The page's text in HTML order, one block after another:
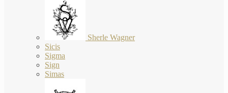
Sherle Wagner
Sicis
Sigma
Sign
Simas